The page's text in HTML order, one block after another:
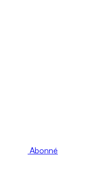
Abonné